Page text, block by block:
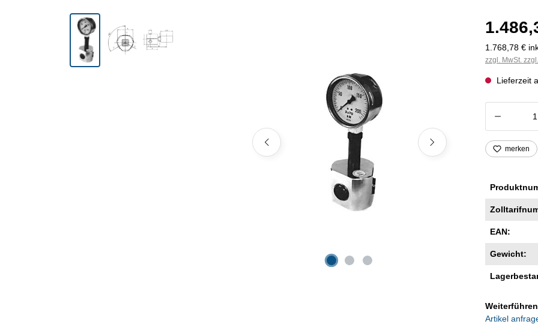
Bildergalerie überspringen
1.768,78 €
zzgl. MwSt.
Lieferzeit
merken
EAN:
Gewicht:
Artikel